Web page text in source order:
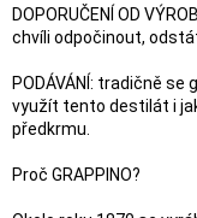
DOPORUČENÍ OD
chvíli odpočinout,
PODÁVÁNÍ: tradičně se
využít tento destilát i
předkrmu.
Proč GRAPPINO?